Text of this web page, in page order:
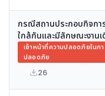
กรณีสถานประกอบกิจกา
ใกล้กันและมีลักษณะงาน
ให้มีเจ้าหน้าที่ความปลอ
เพื่อปฏิบัติหน้าที่รับผิดชอ
ครอบคลุมทั้งสองสาขา ได้
เจ้าหน้าที่ความปลอดภัยในก
ปลอดภัย
26